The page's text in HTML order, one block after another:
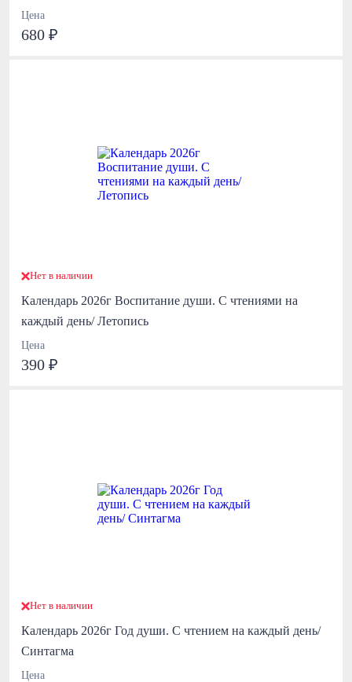
Цена
680 ₽
Нет в наличии
Календарь 2026г Воспитание души. С чтениями на
каждый день/ Летопись
Цена
390 ₽
Нет в наличии
Календарь 2026г Год души. С чтением на каждый день/
Синтагма
Цена